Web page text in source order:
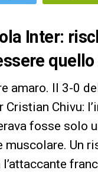
Inter:
amaro. Il 3-0
Chivu:
fosse solo
muscolare. Un